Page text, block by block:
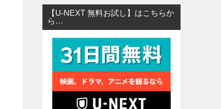
【U-NEXT 無料お試し】はこちらか
ら…